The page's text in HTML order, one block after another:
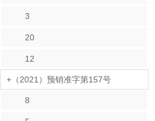
3
20
12
+（2021）预销准字第157号
8